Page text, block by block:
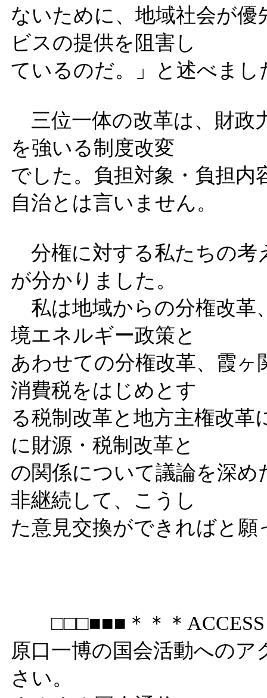
ないために、地域社会が
ビスの提供を阻害し
ているのだ。」と述べまし
三位一体の改革は、財政
を強いる制度改変
でした。負担対象・負担内
自治とは言いません。
分権に対する私たちの考
が分かりました。
私は地域からの分権改革
境エネルギー政策と
あわせての分権改革、霞ヶ
消費税をはじめとす
る税制改革と地方主権改
に財源・税制改革と
の関係について議論を深
非継続して、こうし
た意見交換ができればと願
□□□■■■＊＊＊ACCESS
原口一博の国会活動への
さい。